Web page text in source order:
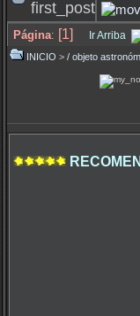
Página: [1] Ir Arriba
INICIO > / objeto